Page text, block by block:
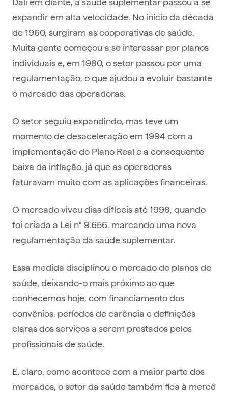
expandir em alta velocidade. No início da década
de 1960, surgiram as cooperativas de saúde.
Muita gente começou a se interessar por planos
individuais e, em 1980, o setor passou por uma
regulamentação, o que ajudou a evoluir bastante
o mercado das operadoras.
O setor seguiu expandindo, mas teve um
momento de desaceleração em 1994 com a
implementação do Plano Real e a consequente
baixa da inflação, já que as operadoras
faturavam muito com as aplicações financeiras.
O mercado viveu dias difíceis até 1998, quando
foi criada a Lei n° 9.656, marcando uma nova
regulamentação da saúde suplementar.
Essa medida disciplinou o mercado de planos de
saúde, deixando-o mais próximo ao que
conhecemos hoje, com financiamento dos
convênios, períodos de carência e definições
claras dos serviços a serem prestados pelos
profissionais de saúde.
E, claro, como acontece com a maior parte dos
mercados, o setor da saúde também fica à mercê